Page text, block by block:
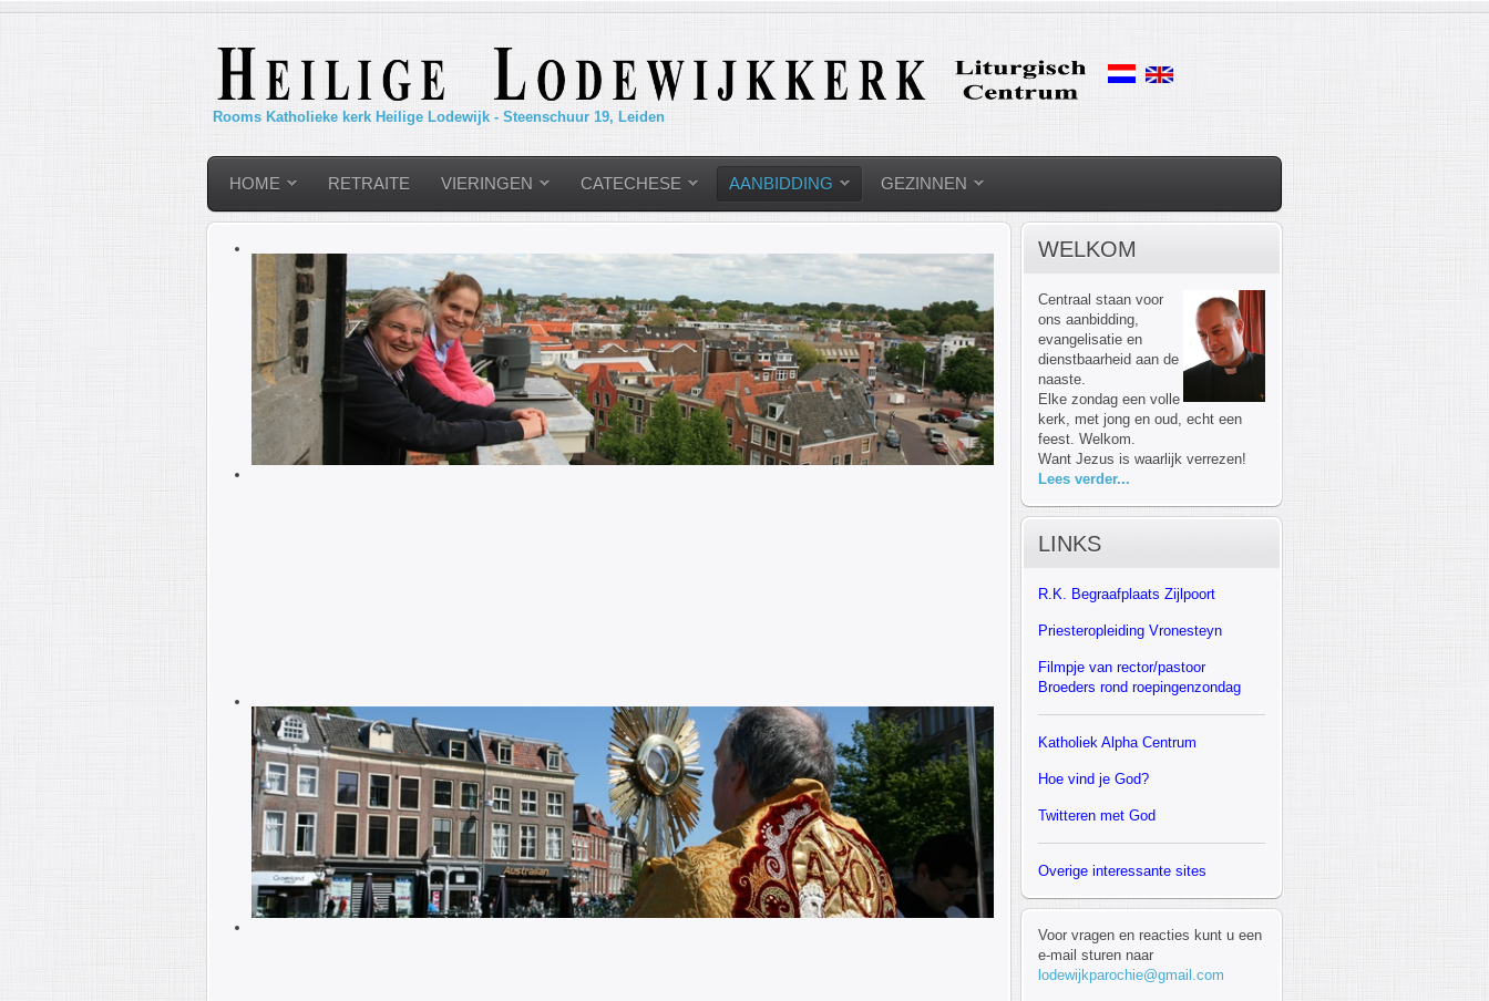
Rooms Katholieke kerk Heilige Lodewijk - Steenschuur 19, Leiden
HOME RETRAITE VIERINGEN CATECHESE AANBIDDING GEZINNEN
WELKOM
Centraal staan voor
ons aanbidding,
evangelisatie en
dienstbaarheid aan de
naaste.
Elke zondag een volle
kerk, met jong en oud, echt een
feest. Welkom.
Want Jezus is waarlijk verrezen!
Lees verder...
LINKS
R.K. Begraafplaats Zijlpoort
Priesteropleiding Vronesteyn
Filmpje van rector/pastoor
Broeders rond roepingenzondag
Katholiek Alpha Centrum
Hoe vind je God?
Twitteren met God
Overige interessante sites
Voor vragen en reacties kunt u een
e-mail sturen naar
lodewijkparochie@gmail.com